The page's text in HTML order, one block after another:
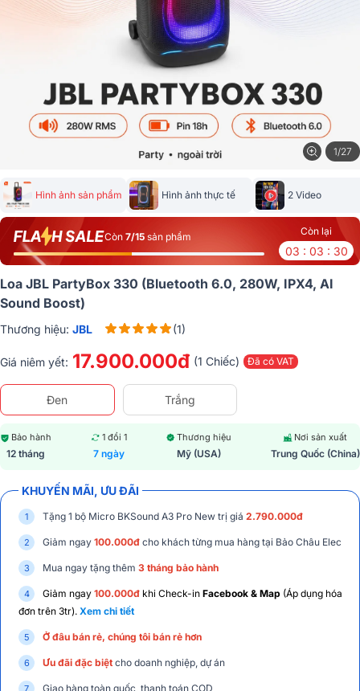
1/27
Hình ảnh sản phẩm Hình ảnh thực tế 2 Video
Còn 7/15 sản phẩm Còn lại
03 : 03 : 30
Loa JBL PartyBox 330 (Bluetooth 6.0, 280W, IPX4, AI
Sound Boost)
Thương hiệu: JBL (1)
Giá niêm yết: 17.900.000đ (1 Chiếc) Đã có VAT
Đen Trắng
Bảo hành
12 tháng
1 đổi 1
7 ngày
Thương hiệu
Mỹ (USA)
Nơi sản xuất
Trung Quốc (China)
KHUYẾN MÃI, ƯU ĐÃI
Tặng 1 bộ Micro BKSound A3 Pro New trị giá 2.790.000đ
Giảm ngay 100.000đ cho khách từng mua hàng tại Bảo Châu Elec
Mua ngay tặng thêm 3 tháng bảo hành
Giảm ngay 100.000đ khi Check-in Facebook & Map (Áp dụng hóa
đơn trên 3tr). Xem chi tiết
Ở đâu bán rẻ, chúng tôi bán rẻ hơn
Ưu đãi đặc biệt cho doanh nghiệp, dự án
Giao hàng toàn quốc, thanh toán COD